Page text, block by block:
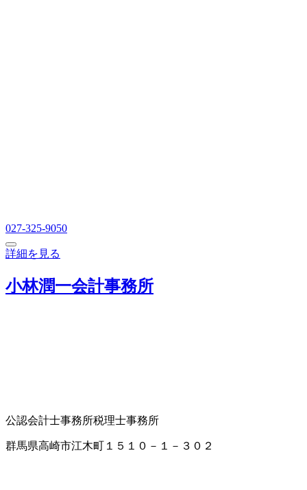
027-325-9050
詳細を見る
小林潤一会計事務所
公認会計士事務所税理士事務所
群馬県高崎市江木町１５１０－１－３０２